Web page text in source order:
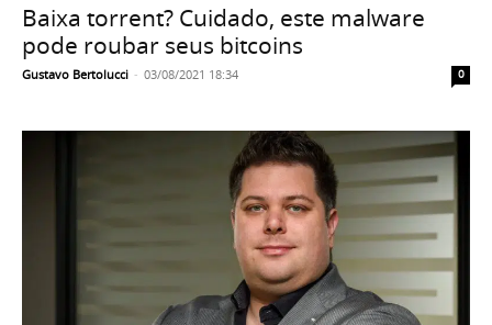
Baixa torrent? Cuidado, este malware
pode roubar seus bitcoins
Gustavo Bertolucci - 03/08/2021 18:34 0